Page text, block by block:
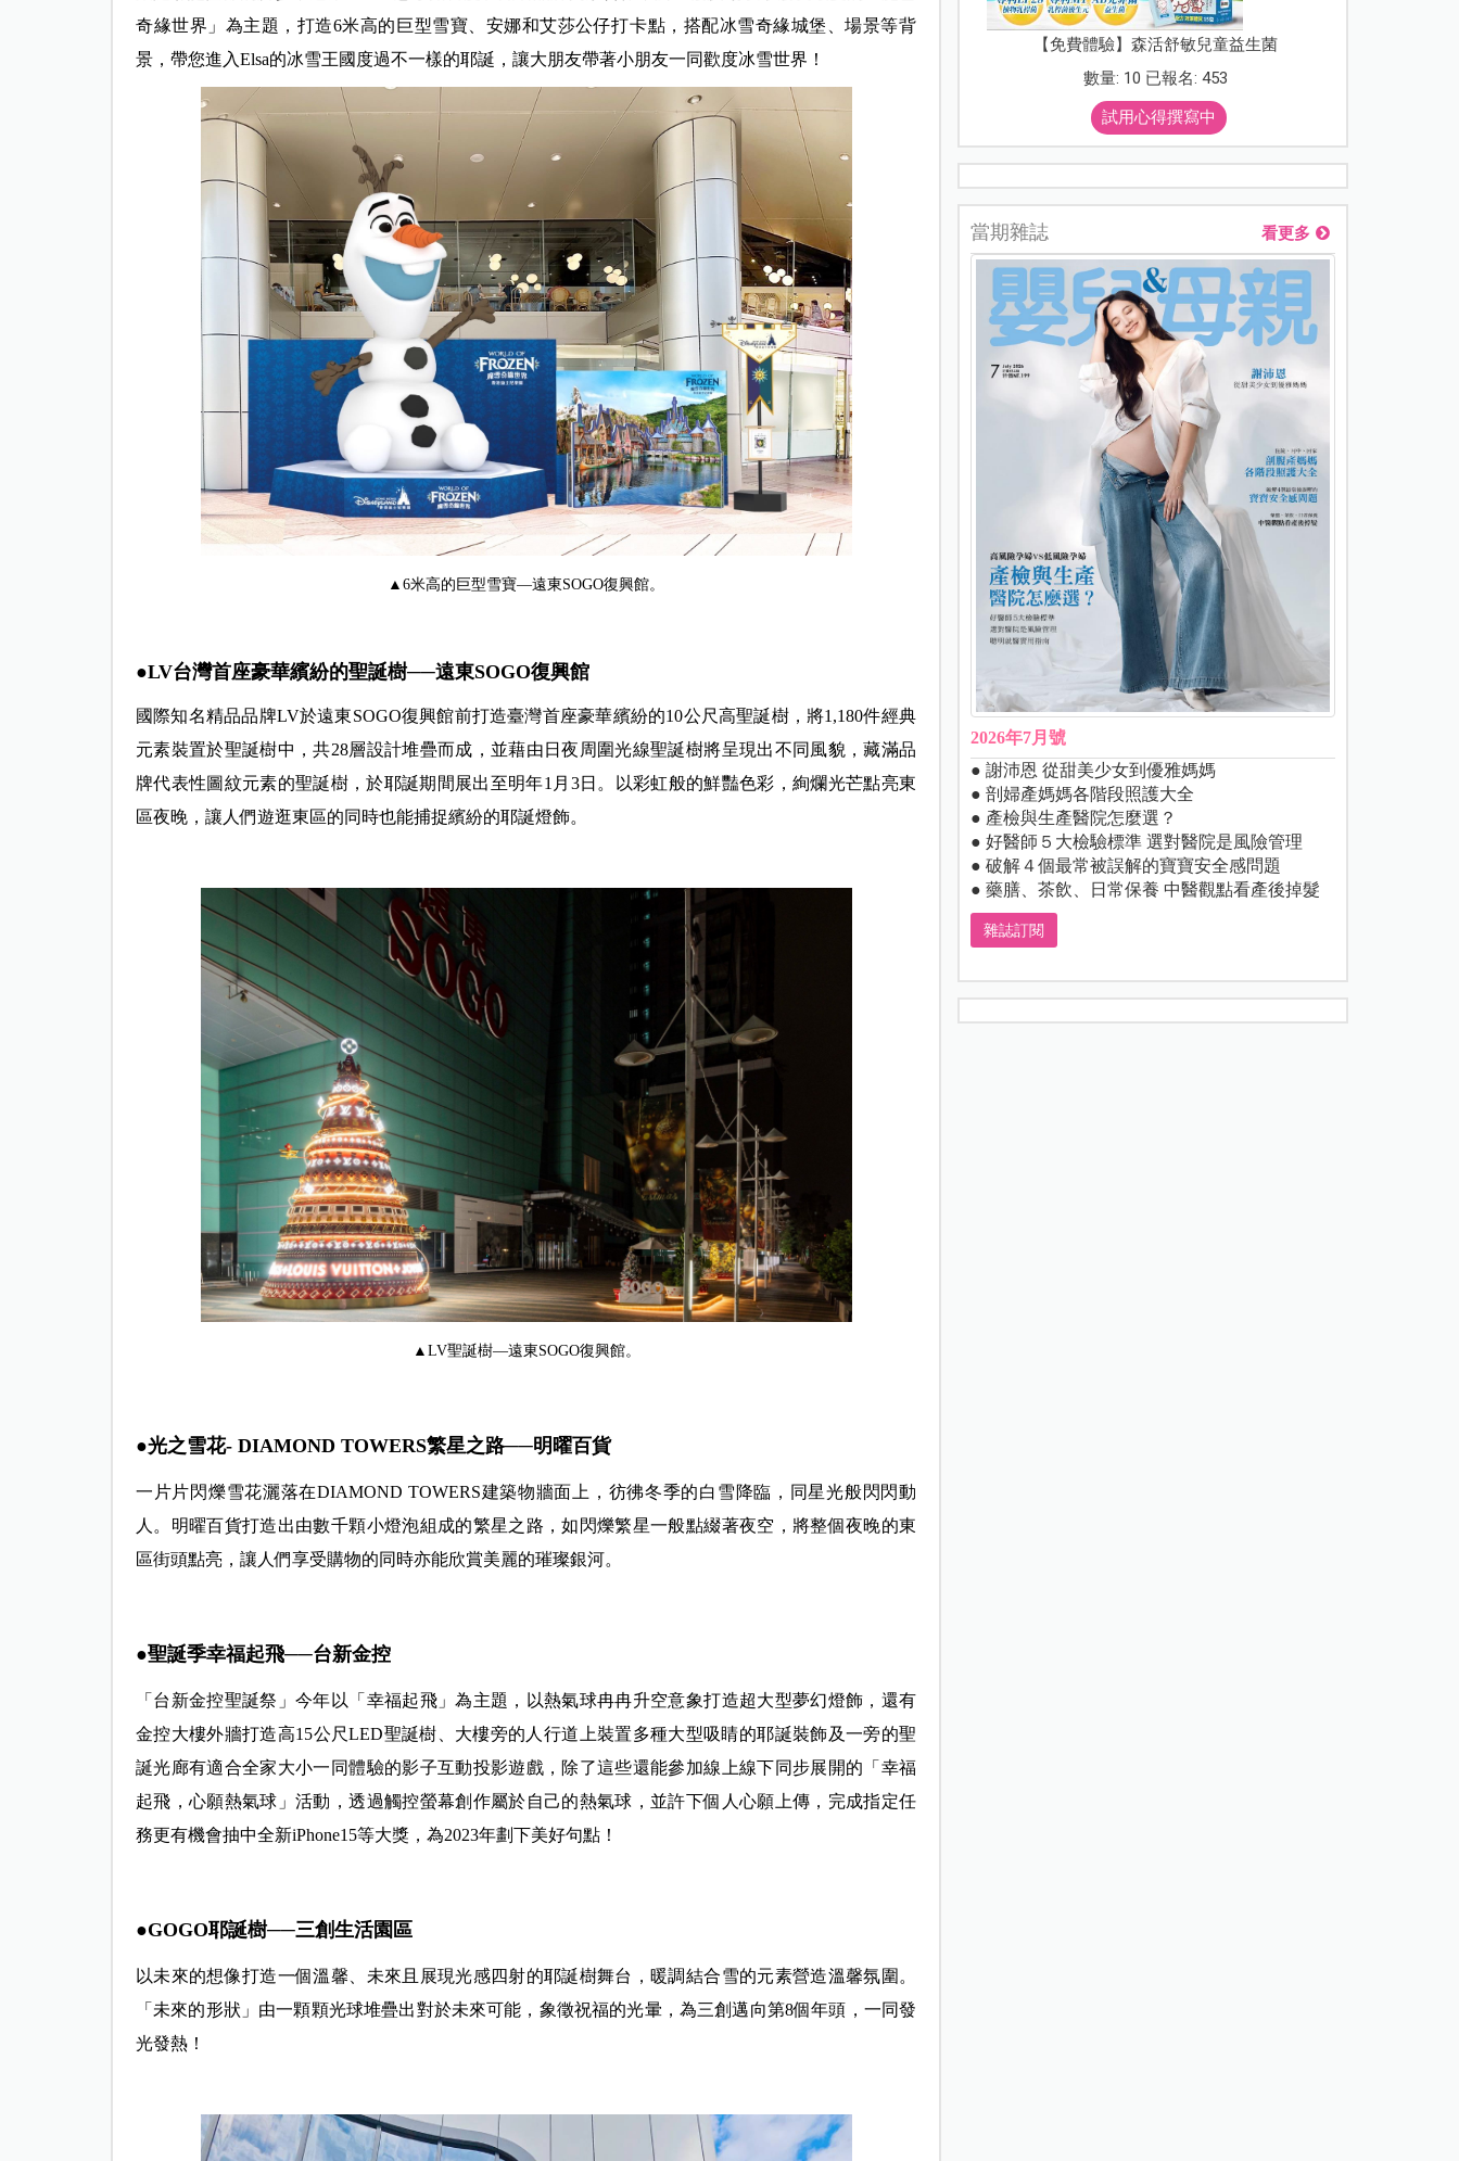
奇緣世界」為主題，打造6米高的巨型雪寶、安娜和艾莎公仔打卡點，搭配冰雪奇緣城堡、場景等背
景，帶您進入Elsa的冰雪王國度過不一樣的耶誕，讓大朋友帶著小朋友一同歡度冰雪世界！
▲6米高的巨型雪寶—遠東SOGO復興館。
●LV台灣首座豪華繽紛的聖誕樹──遠東SOGO復興館
國際知名精品品牌LV於遠東SOGO復興館前打造臺灣首座豪華繽紛的10公尺高聖誕樹，將1,180件經典
元素裝置於聖誕樹中，共28層設計堆疊而成，並藉由日夜周圍光線聖誕樹將呈現出不同風貌，藏滿品
牌代表性圖紋元素的聖誕樹，於耶誕期間展出至明年1月3日。以彩虹般的鮮豔色彩，絢爛光芒點亮東
區夜晚，讓人們遊逛東區的同時也能捕捉繽紛的耶誕燈飾。
▲LV聖誕樹—遠東SOGO復興館。
●光之雪花- DIAMOND TOWERS繁星之路──明曜百貨
一片片閃爍雪花灑落在DIAMOND TOWERS建築物牆面上，彷彿冬季的白雪降臨，同星光般閃閃動
人。明曜百貨打造出由數千顆小燈泡組成的繁星之路，如閃爍繁星一般點綴著夜空，將整個夜晚的東
區街頭點亮，讓人們享受購物的同時亦能欣賞美麗的璀璨銀河。
●聖誕季幸福起飛──台新金控
「台新金控聖誕祭」今年以「幸福起飛」為主題，以熱氣球冉冉升空意象打造超大型夢幻燈飾，還有
金控大樓外牆打造高15公尺LED聖誕樹、大樓旁的人行道上裝置多種大型吸睛的耶誕裝飾及一旁的聖
誕光廊有適合全家大小一同體驗的影子互動投影遊戲，除了這些還能參加線上線下同步展開的「幸福
起飛，心願熱氣球」活動，透過觸控螢幕創作屬於自己的熱氣球，並許下個人心願上傳，完成指定任
務更有機會抽中全新iPhone15等大獎，為2023年劃下美好句點！
●GOGO耶誕樹──三創生活園區
以未來的想像打造一個溫馨、未來且展現光感四射的耶誕樹舞台，暖調結合雪的元素營造溫馨氛圍。
「未來的形狀」由一顆顆光球堆疊出對於未來可能，象徵祝福的光暈，為三創邁向第8個年頭，一同發
光發熱！
【免費體驗】森活舒敏兒童益生菌
數量: 10 已報名: 453
試用心得撰寫中
當期雜誌 看更多
2026年7月號
● 謝沛恩 從甜美少女到優雅媽媽
● 剖婦產媽媽各階段照護大全
● 產檢與生產醫院怎麼選？
● 好醫師５大檢驗標準 選對醫院是風險管理
● 破解４個最常被誤解的寶寶安全感問題
● 藥膳、茶飲、日常保養 中醫觀點看產後掉髮
雜誌訂閱